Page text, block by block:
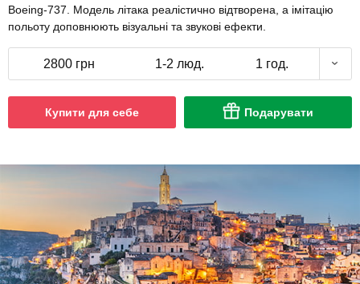
Boeing-737. Модель літака реалістично відтворена, а імітацію
польоту доповнюють візуальні та звукові ефекти.
2800 грн 1-2 люд. 1 год.
Купити для себе Подарувати